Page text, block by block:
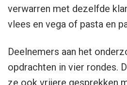
verwarren met dezelfde
vlees en vega of pasta en
Deelnemers aan het
opdrachten in vier rondes.